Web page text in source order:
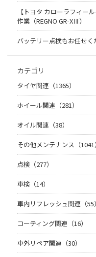
【トヨタ カローラフィー
作業（REGNO GR-XⅢ）
バッテリー点検もお任せく
カテゴリ
タイヤ関連（1365）
ホイール関連（281）
オイル関連（38）
その他メンテナンス（1041）
点検（277）
車検（14）
車内リフレッシュ関連（55）
コーティング関連（16）
車外リペア関連（30）